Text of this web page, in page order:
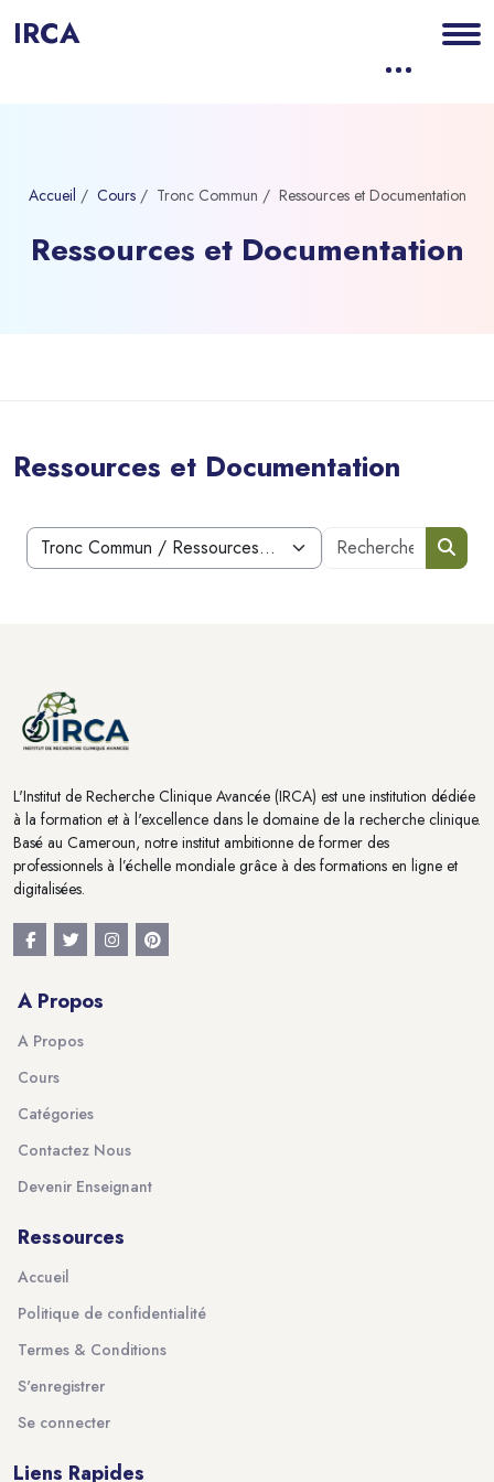
IRCA
Accueil Cours Tronc Commun Ressources et Documentation
Ressources et Documentation
Ressources et Documentation
Blocs
Catégories de cours
L'Institut de Recherche Clinique Avancée (IRCA) est une institution dédiée
à la formation et à l'excellence dans le domaine de la recherche clinique.
Basé au Cameroun, notre institut ambitionne de former des
professionnels à l’échelle mondiale grâce à des formations en ligne et
digitalisées.
A Propos
A Propos
Cours
Catégories
Contactez Nous
Devenir Enseignant
Ressources
Accueil
Politique de confidentialité
Termes & Conditions
S'enregistrer
Se connecter
Liens Rapides